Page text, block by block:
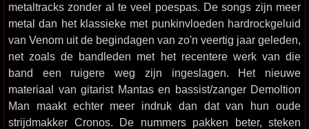
metaltracks zonder al te veel poespas. De songs zijn meer
metal dan het klassieke met punkinvloeden hardrockgeluid
van Venom uit de begindagen van zo'n veertig jaar geleden,
net zoals de bandleden met het recentere werk van die
band een ruigere weg zijn ingeslagen. Het nieuwe
materiaal van gitarist Mantas en bassist/zanger Demoltion
Man maakt echter meer indruk dan dat van hun oude
strijdmakker Cronos. De nummers pakken beter, steken